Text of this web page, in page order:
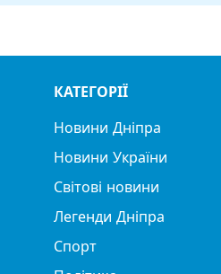
КАТЕГОРІЇ
Новини Дніпра
Новини України
Світові новини
Легенди Дніпра
Спорт